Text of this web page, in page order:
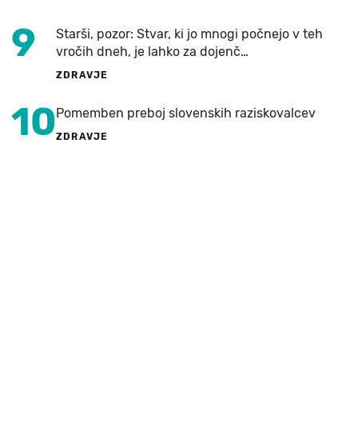
9
Starši, pozor: Stvar, ki jo mnogi počnejo v teh
vročih dneh, je lahko za dojenč…
ZDRAVJE
10Pomemben preboj slovenskih raziskovalcev
ZDRAVJE